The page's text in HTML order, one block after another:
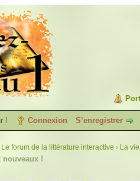
! Connexion S’enregistrer
Le forum de la littérature interactive › La
nouveaux !